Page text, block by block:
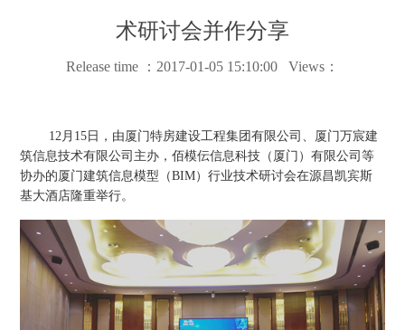
术研讨会并作分享
Release time ：2017-01-05 15:10:00 Views：
12月15日，由厦门特房建设工程集团有限公司、厦门万宸建
筑信息技术有限公司主办，佰模伝信息科技（厦门）有限公司等
协办的厦门建筑信息模型（BIM）行业技术研讨会在源昌凯宾斯
基大酒店隆重举行。